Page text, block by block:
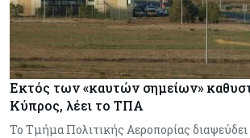
Εκτός των «καυτών σημείων»
Κύπρος, λέει το ΤΠΑ
Το Τμήμα Πολιτικής Αεροπορίας